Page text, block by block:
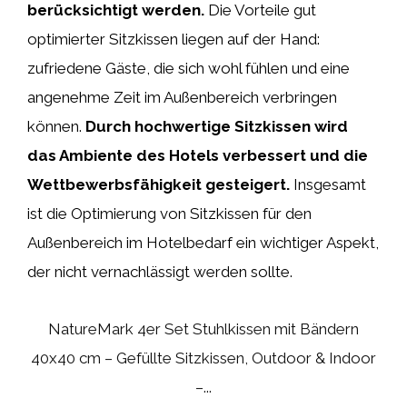
berücksichtigt werden. Die Vorteile gut
optimierter Sitzkissen liegen auf der Hand:
zufriedene Gäste, die sich wohl fühlen und eine
angenehme Zeit im Außenbereich verbringen
können. Durch hochwertige Sitzkissen wird
das Ambiente des Hotels verbessert und die
Wettbewerbsfähigkeit gesteigert. Insgesamt
ist die Optimierung von Sitzkissen für den
Außenbereich im Hotelbedarf ein wichtiger Aspekt,
der nicht vernachlässigt werden sollte.
NatureMark 4er Set Stuhlkissen mit Bändern
40x40 cm – Gefüllte Sitzkissen, Outdoor & Indoor
–...